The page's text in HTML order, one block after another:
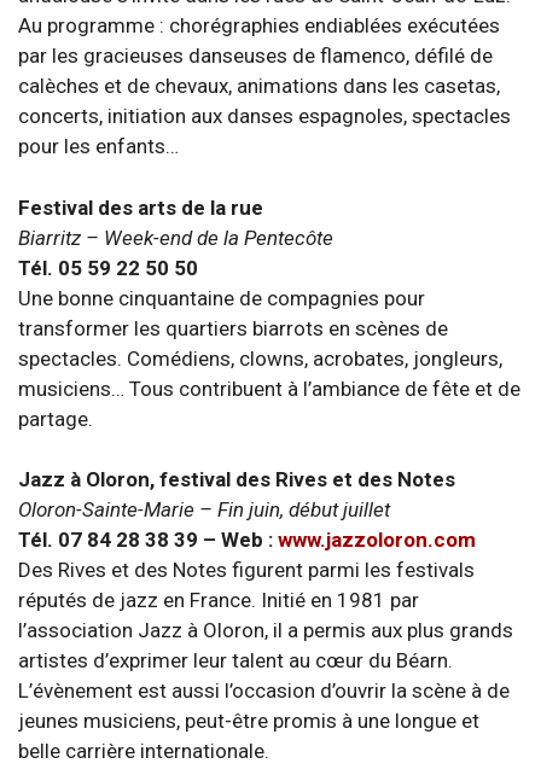
Au programme : chorégraphies endiablées exécutées
par les gracieuses danseuses de flamenco, défilé de
calèches et de chevaux, animations dans les casetas,
concerts, initiation aux danses espagnoles, spectacles
pour les enfants…
Festival des arts de la rue
Biarritz – Week-end de la Pentecôte
Tél. 05 59 22 50 50
Une bonne cinquantaine de compagnies pour
transformer les quartiers biarrots en scènes de
spectacles. Comédiens, clowns, acrobates, jongleurs,
musiciens… Tous contribuent à l’ambiance de fête et de
partage.
Jazz à Oloron, festival des Rives et des Notes
Oloron-Sainte-Marie – Fin juin, début juillet
Tél. 07 84 28 38 39 – Web : www.jazzoloron.com
Des Rives et des Notes figurent parmi les festivals
réputés de jazz en France. Initié en 1981 par
l’association Jazz à Oloron, il a permis aux plus grands
artistes d’exprimer leur talent au cœur du Béarn.
L’évènement est aussi l’occasion d’ouvrir la scène à de
jeunes musiciens, peut-être promis à une longue et
belle carrière internationale.